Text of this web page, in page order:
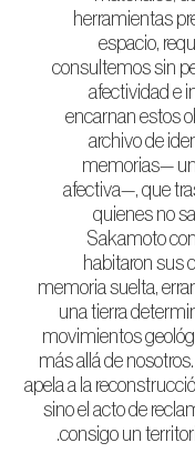
herramientas
espacio,
consultemos sin
afectividad e
encarnan estos
archivo de
memorias—
afectiva—, que
quienes no
Sakamoto
habitaron sus
memoria suelta,
una tierra
movimientos
más allá de
apela a la
sino el acto de
consigo un